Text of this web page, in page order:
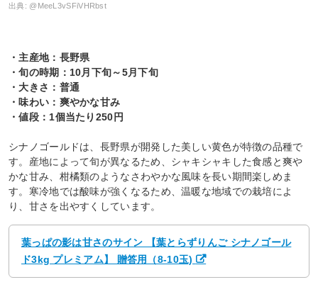
出典: @MeeL3vSFiVHRbst
・主産地：長野県
・旬の時期：10月下旬～5月下旬
・大きさ：普通
・味わい：爽やかな甘み
・値段：1個当たり250円
シナノゴールドは、長野県が開発した美しい黄色が特徴の品種で
す。産地によって旬が異なるため、シャキシャキした食感と爽や
かな甘み、柑橘類のようなさわやかな風味を長い期間楽しめま
す。寒冷地では酸味が強くなるため、温暖な地域での栽培によ
り、甘さを出やすくしています。
葉っぱの影は甘さのサイン 【葉とらずりんご シナノゴール
ド3kg プレミアム】 贈答用（8-10玉)